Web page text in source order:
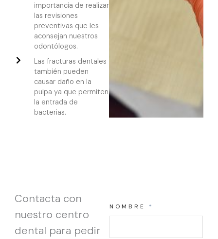
importancia de realizar
las revisiones
preventivas que les
aconsejan nuestros
odontólogos.
Las fracturas dentales
también pueden
causar daño en la
pulpa ya que permiten
la entrada de
bacterias.
Contacta con
nuestro centro
dental para pedir
NOMBRE *